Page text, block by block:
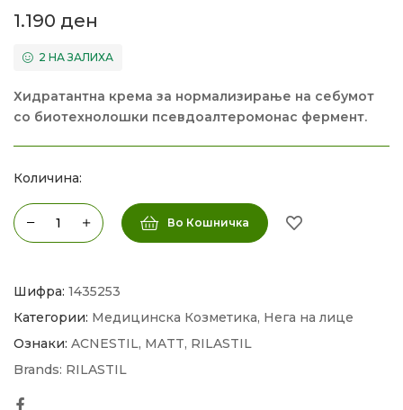
1.190 ден
2 НА ЗАЛИХА
Хидратантна крема за нормализирање на себумот
со биотехнолошки псевдоалтеромонас фермент.
Количина:
Во Кошничка
Шифра: 1435253
Категории: Медицинска Козметика, Нега на лице
Ознаки: ACNESTIL, MATT, RILASTIL
Brands: RILASTIL